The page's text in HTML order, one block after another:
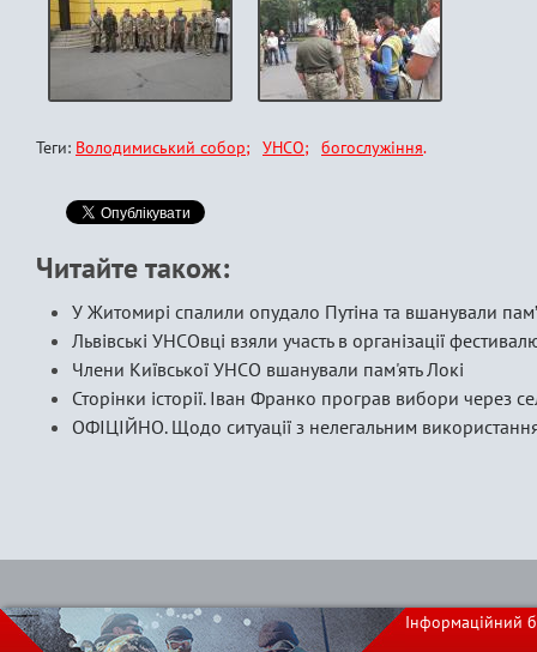
Теги: Володимиський собор УНСО богослужіння
Читайте також:
У Житомирі спалили опудало Путіна та вшанували
Львівські УНСОвці взяли участь в організації
Члени Київської УНСО вшанували пам'ять Локі
Сторінки історії. Іван Франко програв вибори через
ОФІЦІЙНО. Щодо ситуації з нелегальним
Інформаційний